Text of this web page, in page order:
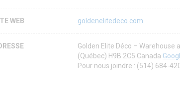
WEB goldenelitedeco.com
Golden Elite Déco –
(Québec) H9B 2C5 Canada
Pour nous joindre : (514) 684-